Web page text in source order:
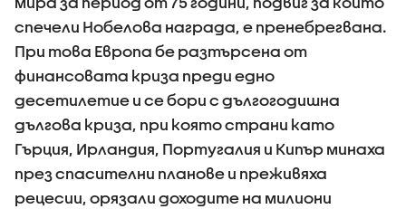
спечели Нобелова награда, е пренебрегвана.
При това Европа бе разтърсена от
финансовата криза преди едно
десетилетие и се бори с дългогодишна
дългова криза, при която страни като
Гърция, Ирландия, Португалия и Кипър минаха
през спасителни планове и преживяха
рецесии, орязали доходите на милиони